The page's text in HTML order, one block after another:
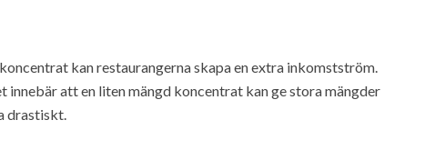
kan restaurangerna skapa en extra inkomstström.
innebär att en liten mängd koncentrat kan ge stora mängder
drastiskt.